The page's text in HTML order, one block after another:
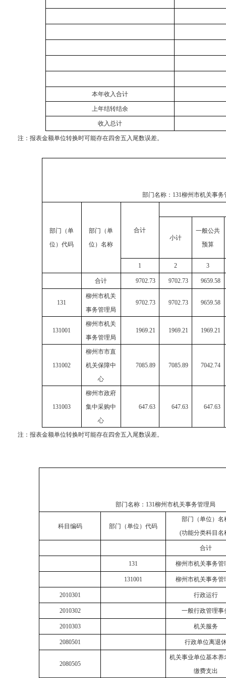
本年收入合计
上年结转结余
收入总计
注： 报表金额单位转换时可能存在四舍五入尾数误差。
部门名称： 131柳州市机关事务
部门（单
位） 代码
部门（单
位） 名称
合计
小计
一般公共
预算
1 2 3
合计 9702.73 9702.73 9659.58
131
柳州市机关
事务管理局
9702.73 9702.73 9659.58
131001
柳州市机关
事务管理局
1969.21 1969.21 1969.21
131002
柳州市市直
机关保障中
心
7085.89 7085.89 7042.74
131003
柳州市政府
集中采购中
心
647.63 647.63 647.63
注： 报表金额单位转换时可能存在四舍五入尾数误差。
部门名称： 131柳州市机关事务管理局
科目编码 部门（单位）代码
部门（单位）名
(功能分类科目名
合计
131 柳州市机关事务管
131001 柳州市机关事务管
2010301 行政运行
2010302 一般行政管理事
2010303 机关服务
2080501 行政单位离退
2080505
机关事业单位基本养
缴费支出